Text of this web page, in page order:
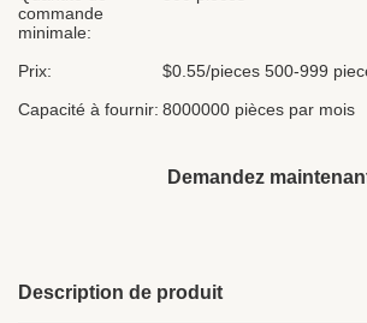
commande
minimale:
Prix:
$0.55/pieces 500-999
Capacité à fournir: 8000000 pièces par mois
Demandez
Description de produit